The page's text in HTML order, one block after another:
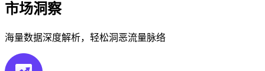
市场洞察
海量数据深度解析，轻松洞恶流量脉络